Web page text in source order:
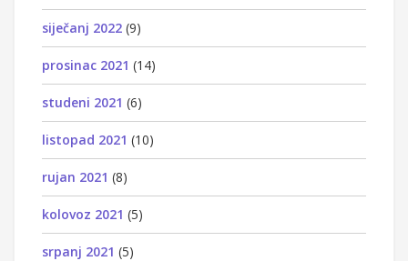
siječanj 2022 (9)
prosinac 2021 (14)
studeni 2021 (6)
listopad 2021 (10)
rujan 2021 (8)
kolovoz 2021 (5)
srpanj 2021 (5)